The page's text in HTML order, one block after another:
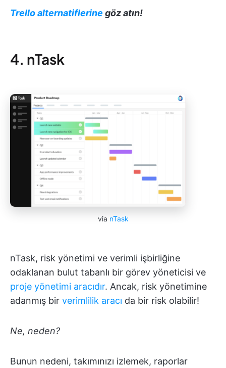
Trello alternatiflerine göz atın!
4. nTask
via nTask
nTask, risk yönetimi ve verimli işbirliğine
odaklanan bulut tabanlı bir görev yöneticisi ve
proje yönetimi aracıdır. Ancak, risk yönetimine
adanmış bir verimlilik aracı da bir risk olabilir!
Ne, neden?
Bunun nedeni, takımınızı izlemek, raporlar